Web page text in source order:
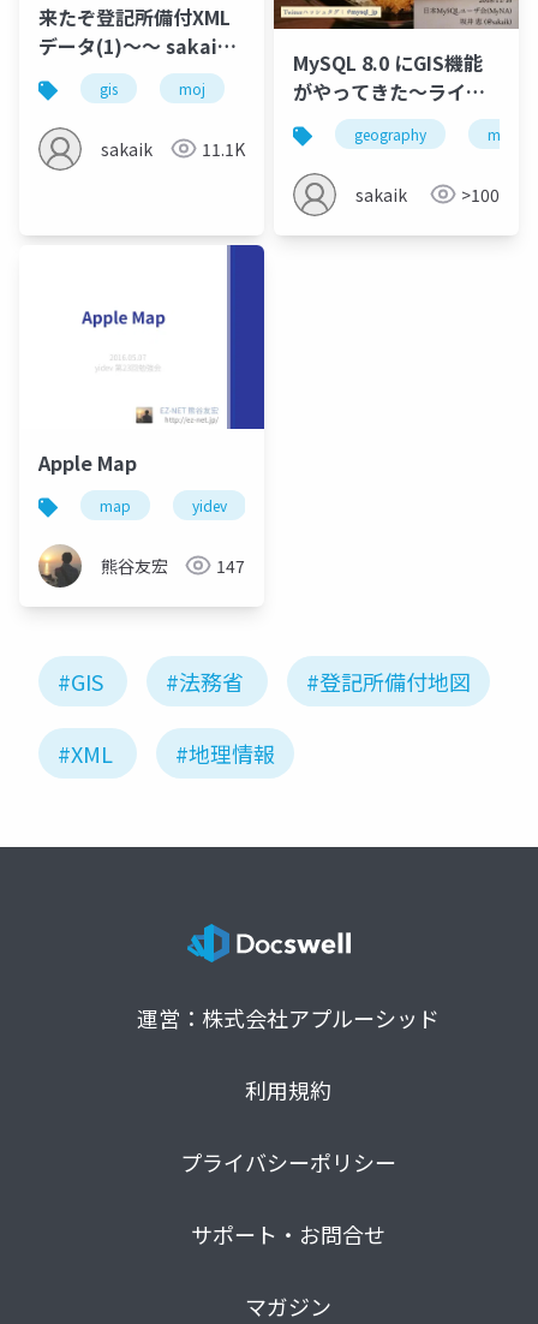
来たぞ登記所備付XML
データ(1)～～ sakaik
がこれまでに知った範
囲の情報と見てきたフ
ァイルフォーマットに
ついて解説する回
gis moj map xml
sakaik 11.1K
MySQL 8.0 にGIS機能
がやってきた～ライト
ニングトーク～
geography map
sakaik >100
Apple Map
map yidev
熊谷友宏 147
#GIS #法務省 #登記所備付地図
#XML #地理情報
運営：株式会社アプルーシッド
利用規約
プライバシーポリシー
サポート・お問合せ
マガジン